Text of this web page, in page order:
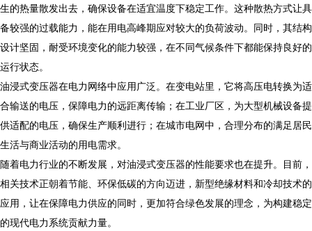
生的热量散发出去，确保设备在适宜温度下稳定工作。这种散热方式让具
备较强的过载能力，能在用电高峰期应对较大的负荷波动。同时，其结构
设计坚固，耐受环境变化的能力较强，在不同气候条件下都能保持良好的
运行状态。​
油浸式变压器在电力网络中应用广泛。在变电站里，它将高压电转换为适
合输送的电压，保障电力的远距离传输；在工业厂区，为大型机械设备提
供适配的电压，确保生产顺利进行；在城市电网中，合理分布的满足居民
生活与商业活动的用电需求。
​ 随着电力行业的不断发展，对油浸式变压器的性能要求也在提升。目前，
相关技术正朝着节能、环保低碳的方向迈进，新型绝缘材料和冷却技术的
应用，让在保障电力供应的同时，更加符合绿色发展的理念，为构建稳定
的现代电力系统贡献力量。